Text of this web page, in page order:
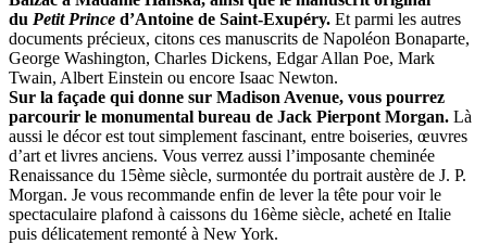
du Petit Prince d’Antoine de Saint-Exupéry. Et parmi les autres
documents précieux, citons ces manuscrits de Napoléon Bonaparte,
George Washington, Charles Dickens, Edgar Allan Poe, Mark
Twain, Albert Einstein ou encore Isaac Newton.
Sur la façade qui donne sur Madison Avenue, vous pourrez
parcourir le monumental bureau de Jack Pierpont Morgan. Là
aussi le décor est tout simplement fascinant, entre boiseries, œuvres
d’art et livres anciens. Vous verrez aussi l’imposante cheminée
Renaissance du 15ème siècle, surmontée du portrait austère de J. P.
Morgan. Je vous recommande enfin de lever la tête pour voir le
spectaculaire plafond à caissons du 16ème siècle, acheté en Italie
puis délicatement remonté à New York.